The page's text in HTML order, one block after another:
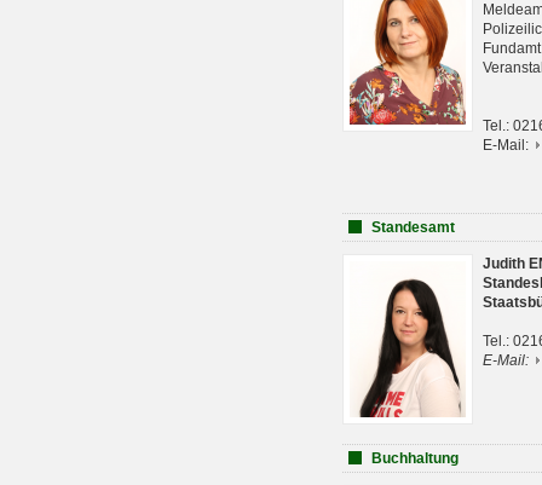
Tel.:
E-Mail:
Standesamt
Judith
Tel.:
E-Mail:
Buchhaltung